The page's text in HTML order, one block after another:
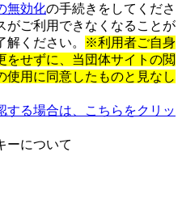
無効化の手続きをしてくださ
がご利用できなくなることが
ください。
※利用者ご自身
をせずに、当団体サイトの閲
使用に同意したものと見なし
る場合は、こちらをクリッ
ーについて